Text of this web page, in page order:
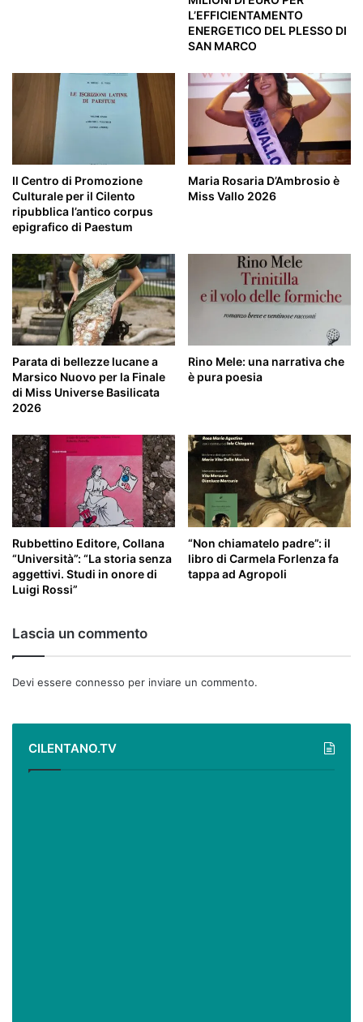
L’EFFICIENTAMENTO
ENERGETICO DEL PLESSO DI
SAN MARCO
Il Centro di Promozione
Culturale per il Cilento
ripubblica l’antico corpus
epigrafico di Paestum
Maria Rosaria D’Ambrosio è
Miss Vallo 2026
Parata di bellezze lucane a
Marsico Nuovo per la Finale
di Miss Universe Basilicata
2026
Rino Mele: una narrativa che
è pura poesia
Rubbettino Editore, Collana
“Università”: “La storia senza
aggettivi. Studi in onore di
Luigi Rossi”
“Non chiamatelo padre”: il
libro di Carmela Forlenza fa
tappa ad Agropoli
Lascia un commento
Devi essere connesso per inviare un commento.
CILENTANO.TV